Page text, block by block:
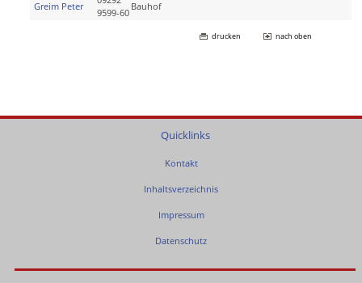
Greim Peter
9599-60
Bauhof
drucken nach oben
Quicklinks
Kontakt
Inhaltsverzeichnis
Impressum
Datenschutz